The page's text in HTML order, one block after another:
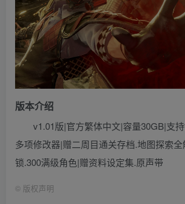
版本介绍
v1.01版|官方繁体中文|容量30GB|支
多项修改器|赠二周目通关存档.地图探索
锁.300满级角色|赠资料设定集.原声带
© 版权声明